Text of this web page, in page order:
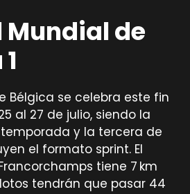
Mundial de
Bélgica se celebra este fin
al 27 de julio, siendo la
temporada y la tercera de
el formato sprint. El
tiene 7 km
tendrán que pasar 44